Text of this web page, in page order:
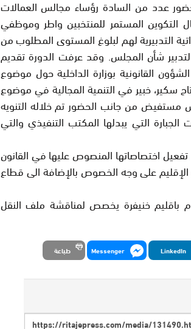
عدد من السادة رؤساء مجالس العمالات
التكوين المستمر للمنتخبين واطر وموظفي
التدبيرية لهم لبلوغ المستوى المطلوب من
شأن المجلس. وقد عرفت الدورة تقديم
القانونية بوزارة الداخلية حول موضوع
سكير، خبير في التنمية المجالية في موضوع
مستفيض من جانب الحضور تم خلاله التنويه
التي يبدلها المكتب التنفيذي والتي
اختصاصاتها المنصوص عليها في القانون
او الإقليم على وجه الخصوص بالإضافة الى قطاع
باقليم خنيفرة يخصص لمناقشة ملف النقل
LinkedIn
Messenger طباعة